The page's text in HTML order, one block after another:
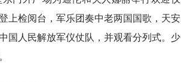
上检阅台，军乐团奏中老两国国歌，天安
国人民解放军仪仗队，并观看分列式。少